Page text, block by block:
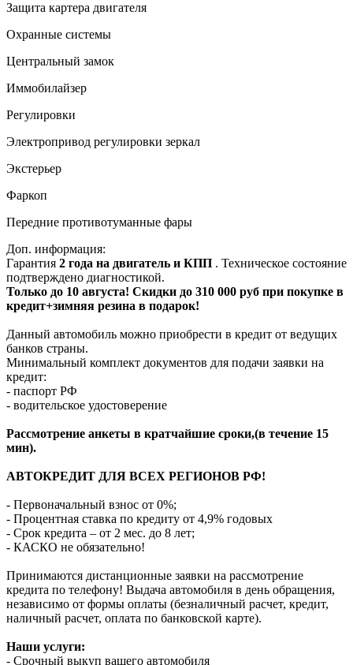
Защита картера двигателя
Охранные системы
Центральный замок
Иммобилайзер
Регулировки
Электропривод регулировки зеркал
Экстерьер
Фаркоп
Передние противотуманные фары
Доп. информация:
Гарантия 2 года на двигатель и КПП . Техническое состояние
подтверждено диагностикой.
Только до 10 августа! Скидки до 310 000 руб при покупке в
кредит+зимняя резина в подарок!
Данный автомобиль можно приобрести в кредит от ведущих
банков страны.
Минимальный комплект документов для подачи заявки на
кредит:
- паспорт РФ
- водительское удостоверение
Рассмотрение анкеты в кратчайшие сроки,(в течение 15
мин).
АВТОКРЕДИТ ДЛЯ ВСЕХ РЕГИОНОВ РФ!
- Первоначальный взнос от 0%;
- Процентная ставка по кредиту от 4,9% годовых
- Срок кредита – от 2 мес. до 8 лет;
- КАСКО не обязательно!
Принимаются дистанционные заявки на рассмотрение
кредита по телефону! Выдача автомобиля в день обращения,
независимо от формы оплаты (безналичный расчет, кредит,
наличный расчет, оплата по банковской карте).
Наши услуги:
- Срочный выкуп вашего автомобиля